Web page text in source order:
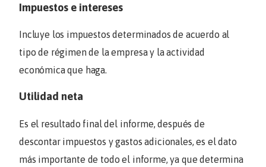
Impuestos e intereses
Incluye los impuestos determinados de acuerdo al
tipo de régimen de la empresa y la actividad
económica que haga.
Utilidad neta
Es el resultado final del informe, después de
descontar impuestos y gastos adicionales, es el dato
más importante de todo el informe, ya que determina